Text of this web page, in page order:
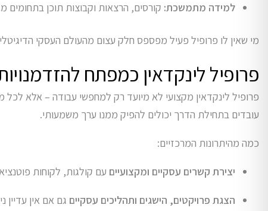
למידה מתמשכת: קורסים, הרצאות וקבוצות תוכן בתחומים
מי שאין לו פרופיל פעיל מפספס חלק עצום מהעולם העסקי
פרופיל לינקדאין כמפתח
פרופיל לינקדאין מקצועי לא מיועד רק למחפשי עבודה – אלא לכל
עובדים בתחילת הדרך יכולים להפיק ממנו ערך משמעותי.
כמה מהיתרונות המרכזיים:
יצירת קשרים עסקיים ומקצועיים עם קולגות, לקוחות
הצגת פרויקטים, הישגים ותהליכים עסקיים גם אם אין עדיין